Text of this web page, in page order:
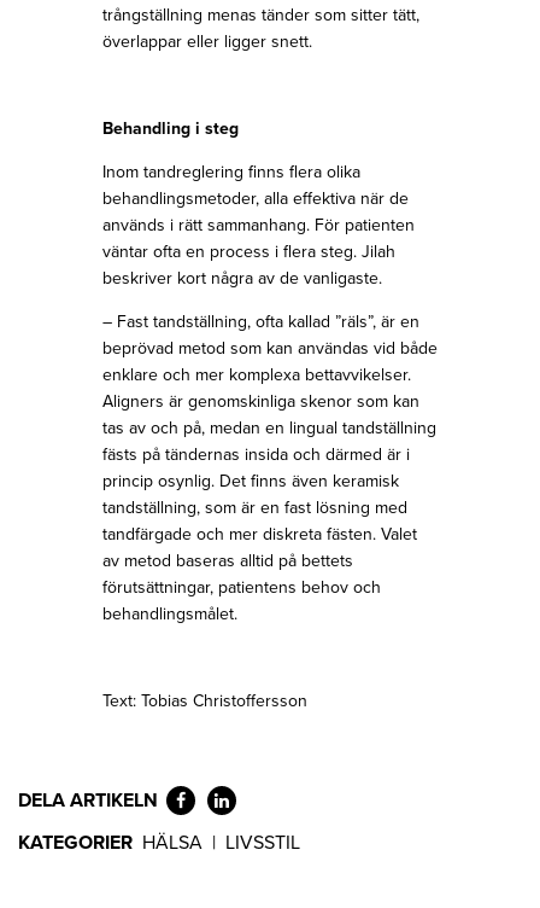
trångställning menas tänder som sitter tätt,
överlappar eller ligger snett.
Behandling i steg
Inom tandreglering finns flera olika
behandlingsmetoder, alla effektiva när de
används i rätt sammanhang. För patienten
väntar ofta en process i flera steg. Jilah
beskriver kort några av de vanligaste.
– Fast tandställning, ofta kallad ”räls”, är en
beprövad metod som kan användas vid både
enklare och mer komplexa bettavvikelser.
Aligners är genomskinliga skenor som kan
tas av och på, medan en lingual tandställning
fästs på tändernas insida och därmed är i
princip osynlig. Det finns även keramisk
tandställning, som är en fast lösning med
tandfärgade och mer diskreta fästen. Valet
av metod baseras alltid på bettets
förutsättningar, patientens behov och
behandlingsmålet.
Text: Tobias Christoffersson
DELA ARTIKELN
KATEGORIER HÄLSA | LIVSSTIL